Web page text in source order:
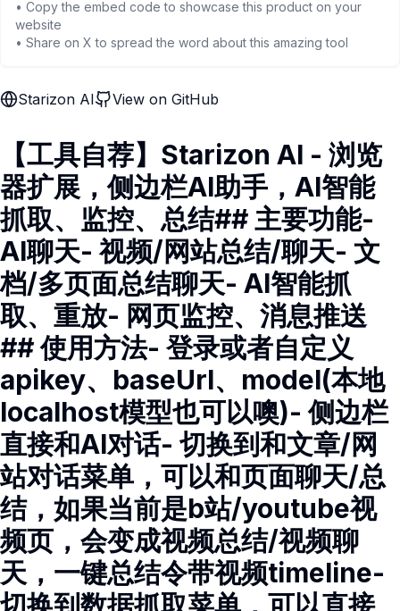
• Copy the embed code to showcase this product on your
website
• Share on X to spread the word about this amazing tool
Starizon AI View on GitHub
【工具自荐】Starizon AI - 浏览
器扩展，侧边栏AI助手，AI智能
抓取、监控、总结## 主要功能-
AI聊天- 视频/网站总结/聊天- 文
档/多页面总结聊天- AI智能抓
取、重放- 网页监控、消息推送
## 使用方法- 登录或者自定义
apikey、baseUrl、model(本地
localhost模型也可以噢)- 侧边栏
直接和AI对话- 切换到和文章/网
站对话菜单，可以和页面聊天/总
结，如果当前是b站/youtube视
频页，会变成视频总结/视频聊
天，一键总结令带视频timeline-